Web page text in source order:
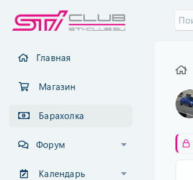
Главная
Магазин
Барахолка
Форум
Календарь